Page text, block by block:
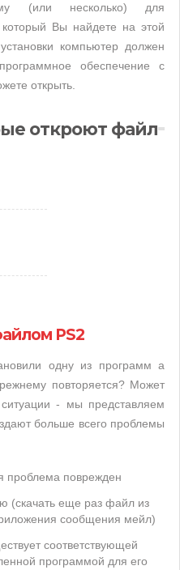
(или несколько) для
Вы найдете на этой
компьютер должен
обеспечение с
открыть.
откроют файл
PS2
одну из программ а
повторяется? Может
- мы представляем
больше всего проблемы
проблема поврежден
(скачать еще раз файл из
сообщения мейл)
соответствующей
программой для его